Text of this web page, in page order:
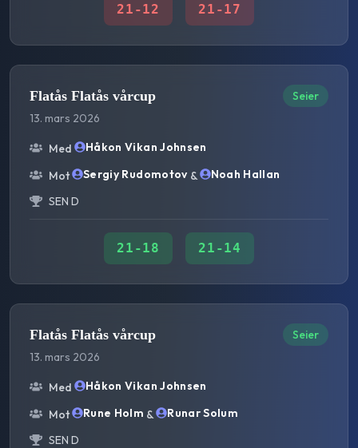
21 -12 21 -17
Flatås Flatås vårcup
13. mars 2026
Seier
Med
Håkon Vikan Johnsen
Mot
Sergiy Rudomotov &
Noah Hallan
SEN D
21 -18 21 -14
Flatås Flatås vårcup
13. mars 2026
Seier
Med
Håkon Vikan Johnsen
Mot
Rune Holm &
Runar Solum
SEN D